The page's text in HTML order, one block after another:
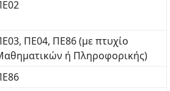
ΠΕ04, ΠΕ86 (με πτυχίο
ή Πληροφορικής)